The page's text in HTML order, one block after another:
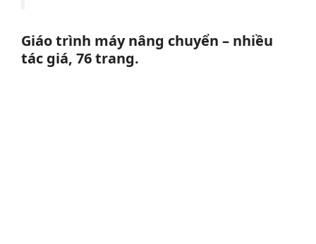
Giáo trình máy nâng chuyển – nhiều
tác giá, 76 trang.